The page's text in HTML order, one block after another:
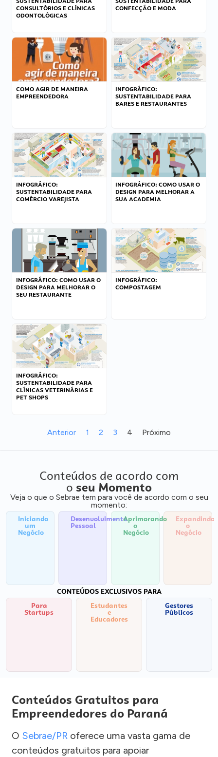
CONSULTÓRIOS E CLÍNICAS
ODONTOLÓGICAS
CONFECÇÃO E MODA
COMO AGIR DE MANEIRA
EMPREENDEDORA
INFOGRÁFICO:
SUSTENTABILIDADE PARA
BARES E RESTAURANTES
INFOGRÁFICO:
SUSTENTABILIDADE PARA
COMÉRCIO VAREJISTA
INFOGRÁFICO: COMO USAR O
DESIGN PARA MELHORAR A
SUA ACADEMIA
INFOGRÁFICO: COMO USAR O
DESIGN PARA MELHORAR O
SEU RESTAURANTE
INFOGRÁFICO:
COMPOSTAGEM
INFOGRÁFICO:
SUSTENTABILIDADE PARA
CLÍNICAS VETERINÁRIAS E
PET SHOPS
Anterior 1 2 3 4 Próximo
Conteúdos de acordo com
o seu Momento
Veja o que o Sebrae tem para você de acordo com o seu
momento:
Iniciando
um
Negócio
Desenvolvimento
Pessoal
Aprimorando
o
Negócio
Expandindo
o
Negócio
CONTEÚDOS EXCLUSIVOS PARA
Para
Startups
Estudantes
e
Educadores
Gestores
Públicos
Conteúdos Gratuitos para
Empreendedores do Paraná
O Sebrae/PR oferece uma vasta gama de
conteúdos gratuitos para apoiar